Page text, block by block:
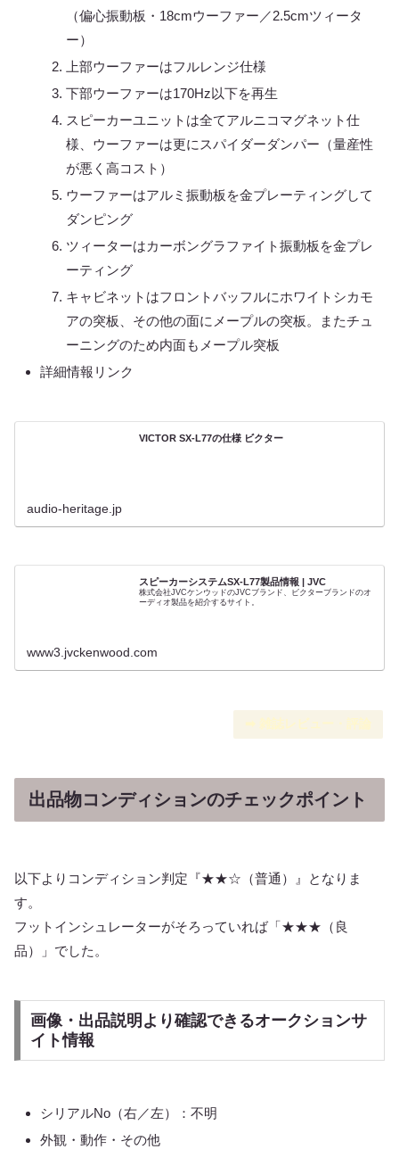
（偏心振動板・18cmウーファー／2.5cmツィータ
ー）
上部ウーファーはフルレンジ仕様
下部ウーファーは170Hz以下を再生
スピーカーユニットは全てアルニコマグネット仕
様、ウーファーは更にスパイダーダンパー（量産性
が悪く高コスト）
ウーファーはアルミ振動板を金プレーティングして
ダンピング
ツィーターはカーボングラファイト振動板を金プレ
ーティング
キャビネットはフロントバッフルにホワイトシカモ
アの突板、その他の面にメープルの突板。またチュ
ーニングのため内面もメープル突板
詳細情報リンク
VICTOR SX-L77の仕様 ビクター
audio-heritage.jp
スピーカーシステムSX-L77製品情報 | JVC
株式会社JVCケンウッドのJVCブランド、ビクターブランドのオ
ーディオ製品を紹介するサイト。
www3.jvckenwood.com
➡︎ 雑誌レビュー・評論
出品物コンディションのチェックポイント
以下よりコンディション判定『★★☆（普通）』となりま
す。
フットインシュレーターがそろっていれば「★★★（良
品）」でした。
画像・出品説明より確認できるオークションサ
イト情報
シリアルNo（右／左）：不明
外観・動作・その他